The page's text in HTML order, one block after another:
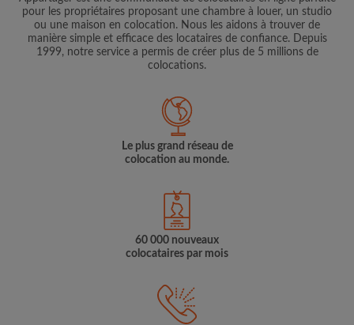
pour les propriétaires proposant une chambre à louer, un studio
ou une maison en colocation. Nous les aidons à trouver de
manière simple et efficace des locataires de confiance. Depuis
1999, notre service a permis de créer plus de 5 millions de
colocations.
Le plus grand réseau de
colocation au monde.
60 000 nouveaux
colocataires par mois